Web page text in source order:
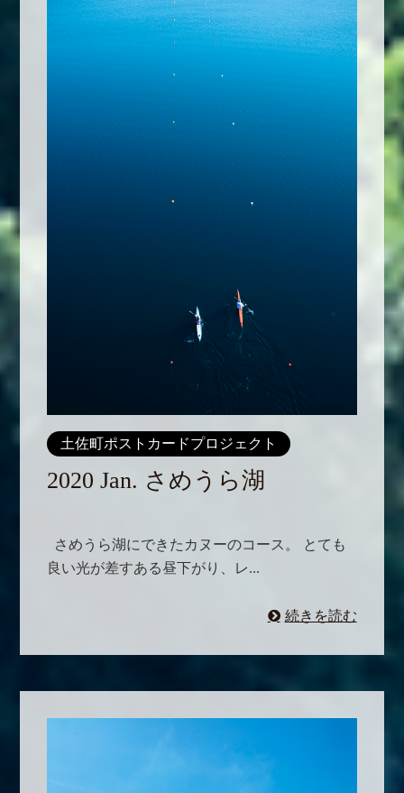
土佐町ポストカードプロジェクト
2020 Jan. さめうら湖
さめうら湖にできたカヌーのコース。 とても
良い光が差すある昼下がり、レ...
続きを読む